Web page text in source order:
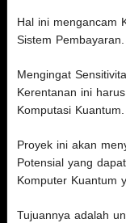
Hal ini mengancam
Sistem Pembayaran.
Mengingat
Kerentanan ini
Komputasi Kuantum.
Proyek ini akan
Potensial yang
Komputer Kuantum
Tujuannya adalah